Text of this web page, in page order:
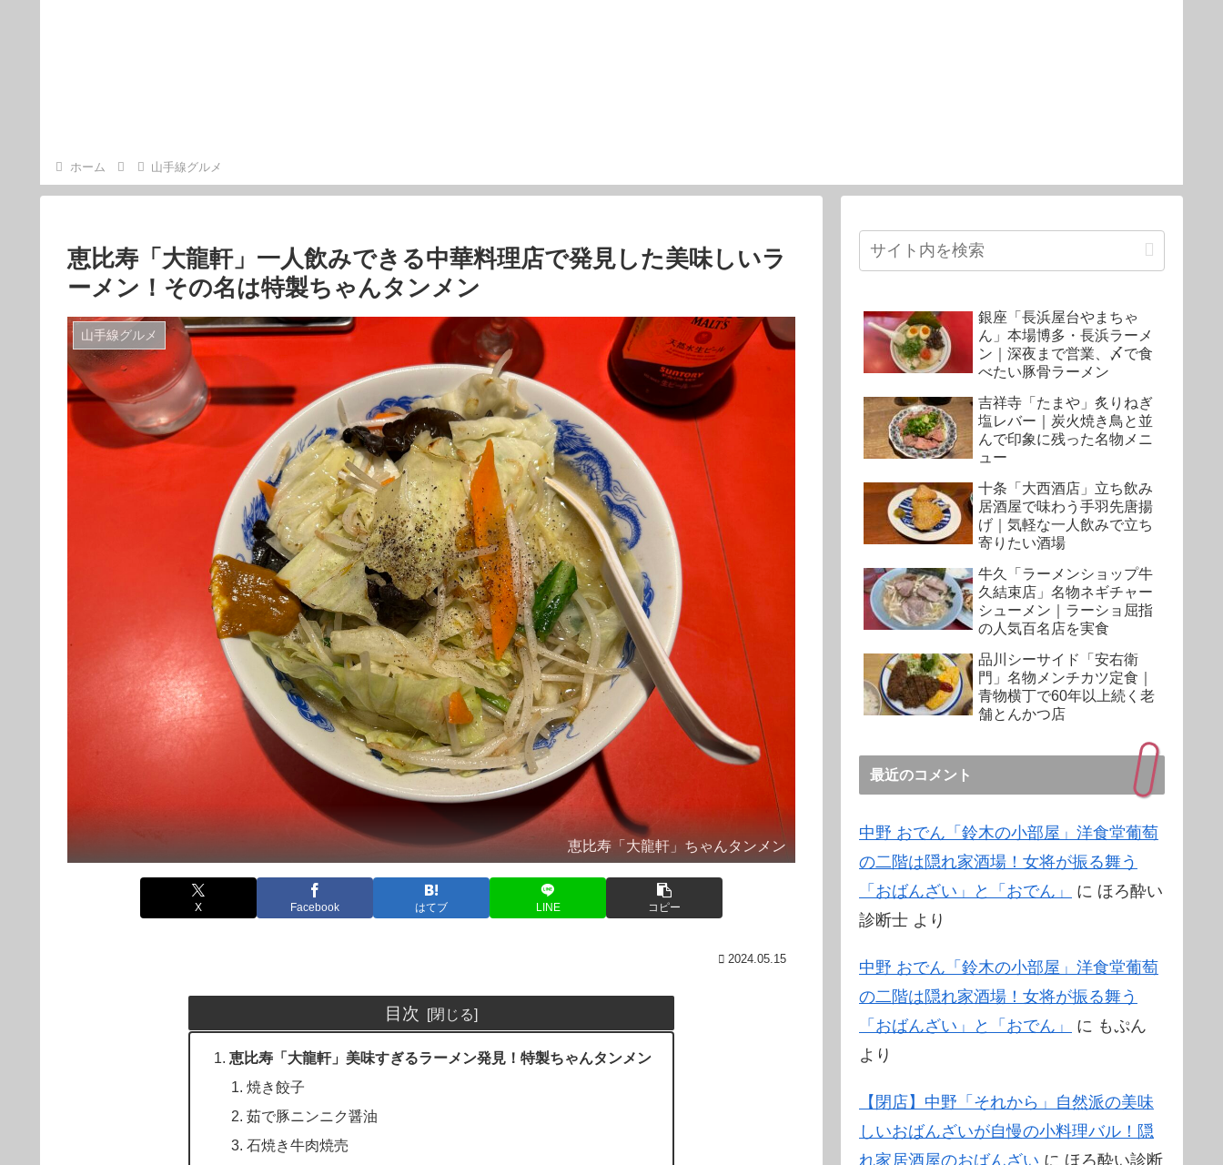
ホーム 山手線グルメ
恵比寿「大龍軒」一人飲みできる中華料理店で発見した美味しいラ
ーメン！その名は特製ちゃんタンメン
山手線グルメ
恵比寿「大龍軒」ちゃんタンメン
X Facebook はてブ LINE コピー
2024.05.15
目次
恵比寿「大龍軒」美味すぎるラーメン発見！特製ちゃんタンメン
焼き餃子
茹で豚ニンニク醤油
石焼き牛肉焼売
銀座「長浜屋台やまちゃ
ん」本場博多・長浜ラーメ
ン｜深夜まで営業、〆で食
べたい豚骨ラーメン
吉祥寺「たまや」炙りねぎ
塩レバー｜炭火焼き鳥と並
んで印象に残った名物メニ
ュー
十条「大西酒店」立ち飲み
居酒屋で味わう手羽先唐揚
げ｜気軽な一人飲みで立ち
寄りたい酒場
牛久「ラーメンショップ牛
久結束店」名物ネギチャー
シューメン｜ラーショ屈指
の人気百名店を実食
品川シーサイド「安右衛
門」名物メンチカツ定食｜
青物横丁で60年以上続く老
舗とんかつ店
最近のコメント
中野 おでん「鈴木の小部屋」洋食堂葡萄
の二階は隠れ家酒場！女将が振る舞う
「おばんざい」と「おでん」
に ほろ酔い
診断士 より
中野 おでん「鈴木の小部屋」洋食堂葡萄
の二階は隠れ家酒場！女将が振る舞う
「おばんざい」と「おでん」
に もぷん
より
【閉店】中野「それから」自然派の美味
しいおばんざいが自慢の小料理バル！隠
れ家居酒屋のおばんざい に ほろ酔い診断